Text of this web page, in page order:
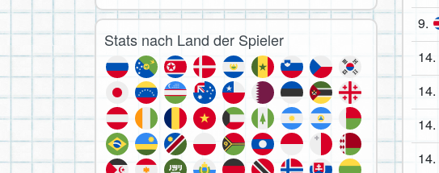
9.
14.
14.
14.
14.
Stats nach Land der Spieler